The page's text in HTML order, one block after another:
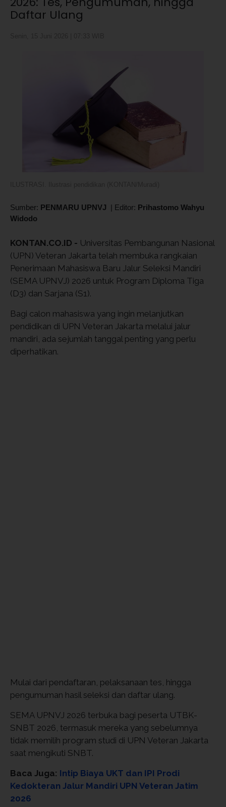
Daftar Ulang
Sumber: PENMARU UPNVJ | Editor: Prihastomo Wahyu
Widodo
KONTAN.CO.ID - Universitas Pembangunan Nasional
(UPN) Veteran Jakarta telah membuka rangkaian
Penerimaan Mahasiswa Baru Jalur Seleksi Mandiri
(SEMA UPNVJ) 2026 untuk Program Diploma Tiga
(D3) dan Sarjana (S1).
Bagi calon mahasiswa yang ingin melanjutkan
pendidikan di UPN Veteran Jakarta melalui jalur
mandiri, ada sejumlah tanggal penting yang perlu
diperhatikan.
Mulai dari pendaftaran, pelaksanaan tes, hingga
pengumuman hasil seleksi dan daftar ulang.
SEMA UPNVJ 2026 terbuka bagi peserta UTBK-
SNBT 2026, termasuk mereka yang sebelumnya
tidak memilih program studi di UPN Veteran Jakarta
saat mengikuti SNBT.
Baca Juga: Intip Biaya UKT dan IPI Prodi
Kedokteran Jalur Mandiri UPN Veteran Jatim
2026